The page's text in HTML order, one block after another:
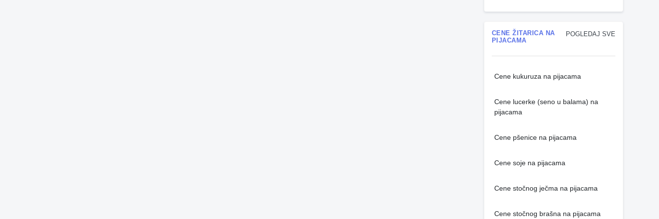
POGLEDAJ SVE
CENE ŽITARICA NA
PIJACAMA
Cene kukuruza na pijacama
Cene lucerke (seno u balama) na
pijacama
Cene pšenice na pijacama
Cene soje na pijacama
Cene stočnog ječma na pijacama
Cene stočnog brašna na pijacama